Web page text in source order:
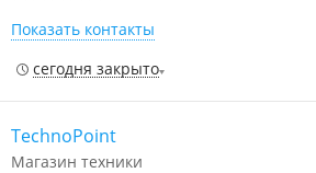
Показать контакты
сегодня закрыто
TechnoPoint
Магазин техники